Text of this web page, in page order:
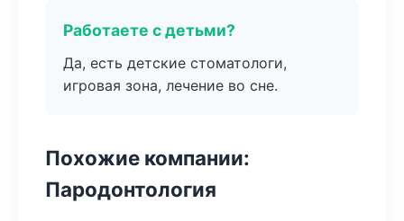
Работаете с детьми?
Да, есть детские стоматологи,
игровая зона, лечение во сне.
Похожие компании:
Пародонтология